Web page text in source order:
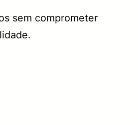
sem comprometer